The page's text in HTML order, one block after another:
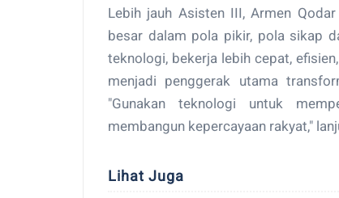
Lebih jauh Asisten III, Armen
besar dalam pola pikir, pola sikap
teknologi, bekerja lebih cepat,
menjadi penggerak utama
"Gunakan teknologi untuk
membangun kepercayaan rakyat,"
Lihat Juga